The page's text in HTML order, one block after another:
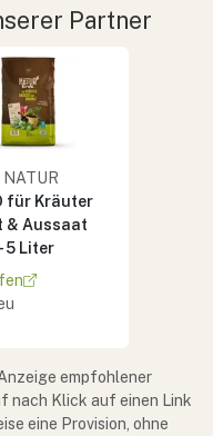
Partner
NATUR
für Kräuter
& Aussaat
5 Liter
empfohlener
nach Klick auf einen Link
eine Provision, ohne